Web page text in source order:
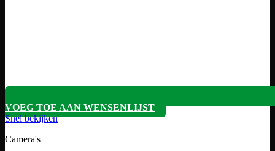
VOEG TOE AAN WENSENLIJST
Snel bekijken
Camera's